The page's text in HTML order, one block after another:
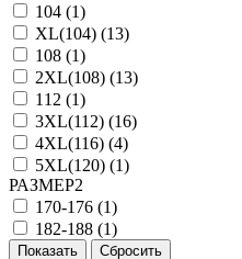
104 (1)
XL(104) (13)
108 (1)
2XL(108) (13)
112 (1)
3XL(112) (16)
4XL(116) (4)
5XL(120) (1)
РАЗМЕР2
170-176 (1)
182-188 (1)